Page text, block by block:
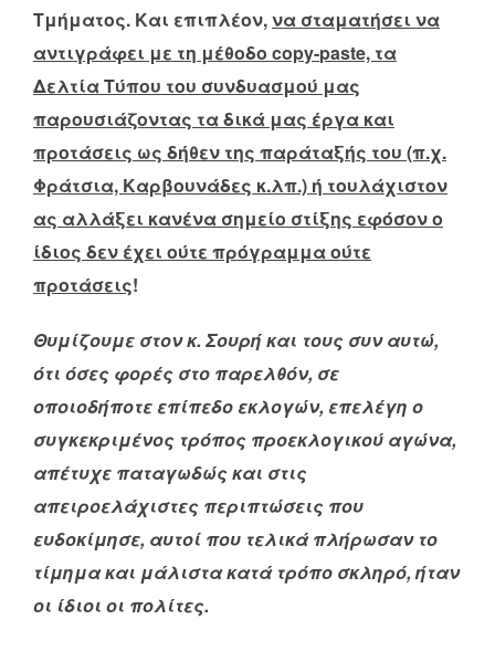
Τμήματος. Και επιπλέον,να σταματήσει να
αντιγράφει με τη μέθοδο copy-paste, τα
Δελτία Τύπου του συνδυασμού μας
παρουσιάζοντας τα δικά μας έργα και
προτάσεις ως δήθεν της παράταξής του (π.χ.
Φράτσια, Καρβουνάδες κ.λπ.) ή τουλάχιστον
ας αλλάξει κανένα σημείο στίξης εφόσον ο
ίδιος δεν έχει ούτε πρόγραμμα ούτε
προτάσεις!
Θυμίζουμε στον κ. Σουρή και τους συν αυτώ,
ότι όσες φορές στο παρελθόν, σε
οποιοδήποτε επίπεδο εκλογών, επελέγη ο
συγκεκριμένος τρόπος προεκλογικού αγώνα,
απέτυχε παταγωδώς και στις
απειροελάχιστες περιπτώσεις που
ευδοκίμησε, αυτοί που τελικά πλήρωσαν το
τίμημα και μάλιστα κατά τρόπο σκληρό, ήταν
οι ίδιοι οι πολίτες.